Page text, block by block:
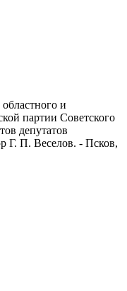
и
партии Советского
депутатов
Г. П. Веселов. - Псков,